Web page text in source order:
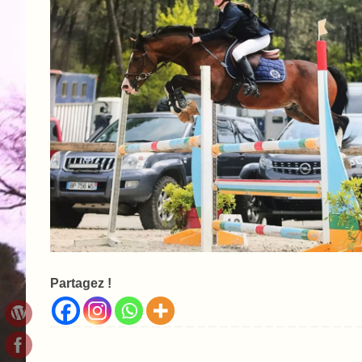
Partagez !